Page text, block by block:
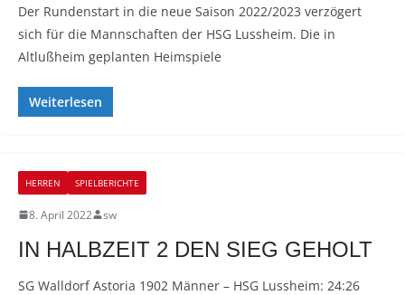
Der Rundenstart in die neue Saison 2022/2023 verzögert
sich für die Mannschaften der HSG Lussheim. Die in
Altlußheim geplanten Heimspiele
Weiterlesen
HERREN SPIELBERICHTE
8. April 2022 sw
IN HALBZEIT 2 DEN SIEG GEHOLT
SG Walldorf Astoria 1902 Männer – HSG Lussheim: 24:26